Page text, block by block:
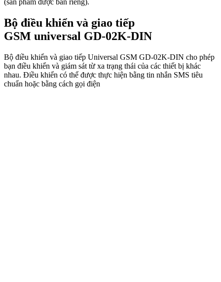
Bộ điều khiển và giao tiếp
GSM universal GD-02K-DIN
Bộ điều khiển và giao tiếp Universal GSM GD-02K-DIN cho phép
bạn điều khiển và giám sát từ xa trạng thái của các thiết bị khác
nhau. Điều khiển có thể được thực hiện bằng tin nhắn SMS tiêu
chuẩn hoặc bằng cách gọi điện